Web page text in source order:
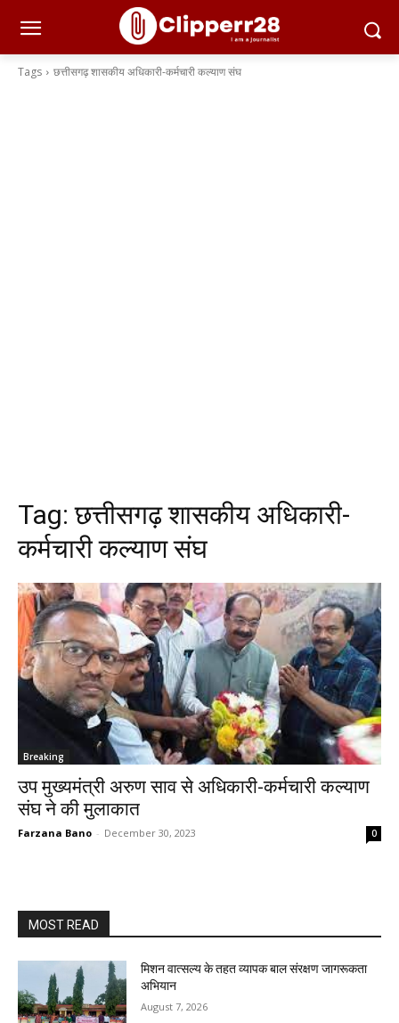
Tags छत्तीसगढ़ शासकीय अधिकारी-कर्मचारी कल्याण संघ
Tag:छत्तीसगढ़ शासकीय अधिकारी-
कर्मचारी कल्याण संघ
Breaking
उप मुख्यमंत्री अरुण साव से अधिकारी-कर्मचारी कल्याण
संघ ने की मुलाकात
Farzana Bano - December 30, 2023 0
MOST READ
मिशन वात्सल्य के तहत व्यापक बाल संरक्षण जागरूकता
अभियान
August 7, 2026